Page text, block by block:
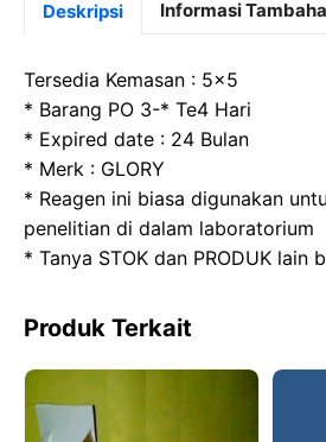
b
o
o
k
d
o
n
s
A
p
p
gr
Deskripsi Informasi
Tersedia Kemasan : 5×5
* Barang PO 3-* Te4 Hari
* Expired date : 24 Bulan
* Merk : GLORY
* Reagen ini biasa digunakan
penelitian di dalam laboratorium
* Tanya STOK dan PRODUK lain
Produk Terkait